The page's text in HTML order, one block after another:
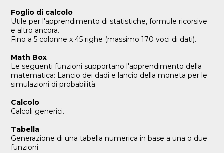
Foglio di calcolo
Utile per l'apprendimento di statistiche, formule ricorsive
e altro ancora.
Fino a 5 colonne x 45 righe (massimo 170 voci di dati).
Math Box
Le seguenti funzioni supportano l'apprendimento della
matematica: Lancio dei dadi e lancio della moneta per le
simulazioni di probabilità.
Calcolo
Calcoli generici.
Tabella
Generazione di una tabella numerica in base a una o due
funzioni.